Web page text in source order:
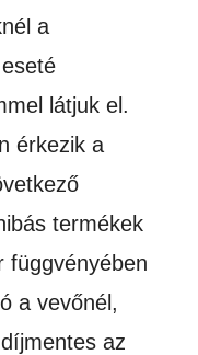
a
látjuk el.
érkezik a
termékek
függvényében
a vevőnél,
az